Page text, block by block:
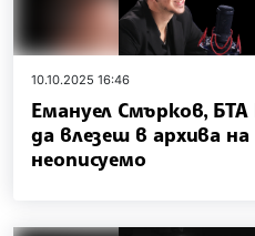
10.10.2025 16:46
Емануел Смърков,
да влезеш в архива
неописуемо